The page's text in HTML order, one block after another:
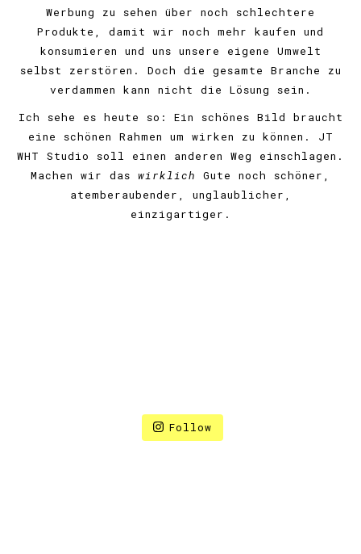
Werbung zu sehen über noch schlechtere
Produkte, damit wir noch mehr kaufen und
konsumieren und uns unsere eigene Umwelt
selbst zerstören. Doch die gesamte Branche zu
verdammen kann nicht die Lösung sein.
Ich sehe es heute so: Ein schönes Bild braucht
eine schönen Rahmen um wirken zu können. JT
WHT Studio soll einen anderen Weg einschlagen.
Machen wir das wirklich
Gute noch schöner,
atemberaubender, unglaublicher,
einzigartiger.
Follow